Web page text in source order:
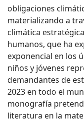
obligaciones
materializando a
climática
humanos, que ha
exponencial en los
niños y jóvenes
demandantes de
2023 en todo el
monografía
literatura en la